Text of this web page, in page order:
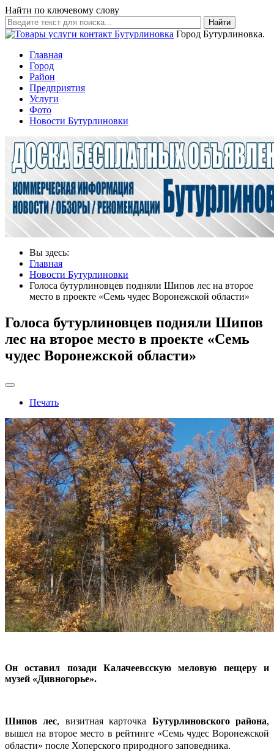
Найти по ключевому слову
Найти
Город Бутурлиновка.
Главная
Город
Район
Предприятия
Услуги
Фото
Новости Бутурлиновки
Вы здесь:
Главная
Новости Бутурлиновки
Голоса бутурлиновцев подняли Шипов лес на второе
место в проекте «Семь чудес Воронежской области»
Голоса бутурлиновцев подняли Шипов
лес на второе место в проекте «Семь
чудес Воронежской области»
Печать
Он оставил позади Калачеевсскую меловую пещеру и
музей «Дивногорье».
Шипов лес, визитная карточка Бутурлиновского района,
вышел на второе место в рейтинге «Семь чудес Воронежской
области» после Хоперского природного заповедника.